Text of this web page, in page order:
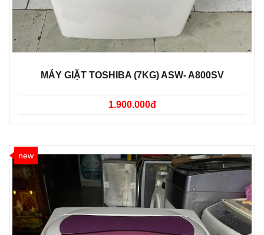
MÁY GIẶT TOSHIBA (7KG) ASW- A800SV
1.900.000đ
new